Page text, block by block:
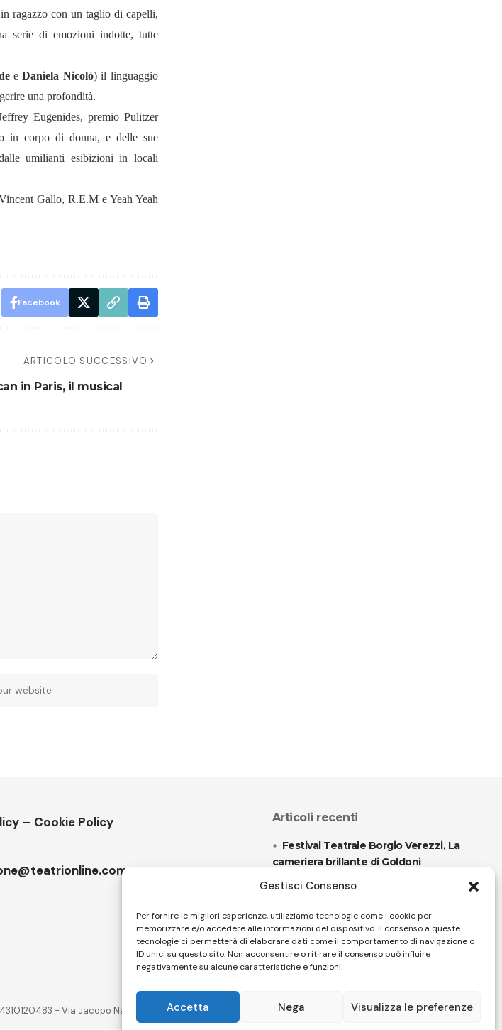
Gestisci Consenso
Per fornire le migliori esperienze, utilizziamo tecnologie come i cookie per
memorizzare e/o accedere alle informazioni del dispositivo. Il consenso a queste
tecnologie ci permetterà di elaborare dati come il comportamento di navigazione o
ID unici su questo sito. Non acconsentire o ritirare il consenso può influire
negativamente su alcune caratteristiche e funzioni.
Accetta Nega Visualizza le preferenze
ragazzo con un taglio di capelli,
serie di emozioni indotte, tutte
eDaniela Nicolò) il linguaggio
una profondità.
Eugenides, premio Pulitzer
in corpo di donna, e delle sue
umilianti esibizioni in locali
Gallo, R.E.M e Yeah Yeah
Facebook
ARTICOLO SUCCESSIVO
in Paris, il musical
– Cookie Policy Articoli recenti
Festival Teatrale Borgio Verezzi, La
cameriera brillante di Goldoni
Sir Ian Livingstone, Romics d’Oro
Follow US
- Via Jacopo Nardi 21 - 50132 Firenze - SEO BY SIMONE ROMPIETTI SR WEB